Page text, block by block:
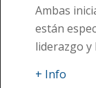
Ambas
están
liderazgo
+ Info